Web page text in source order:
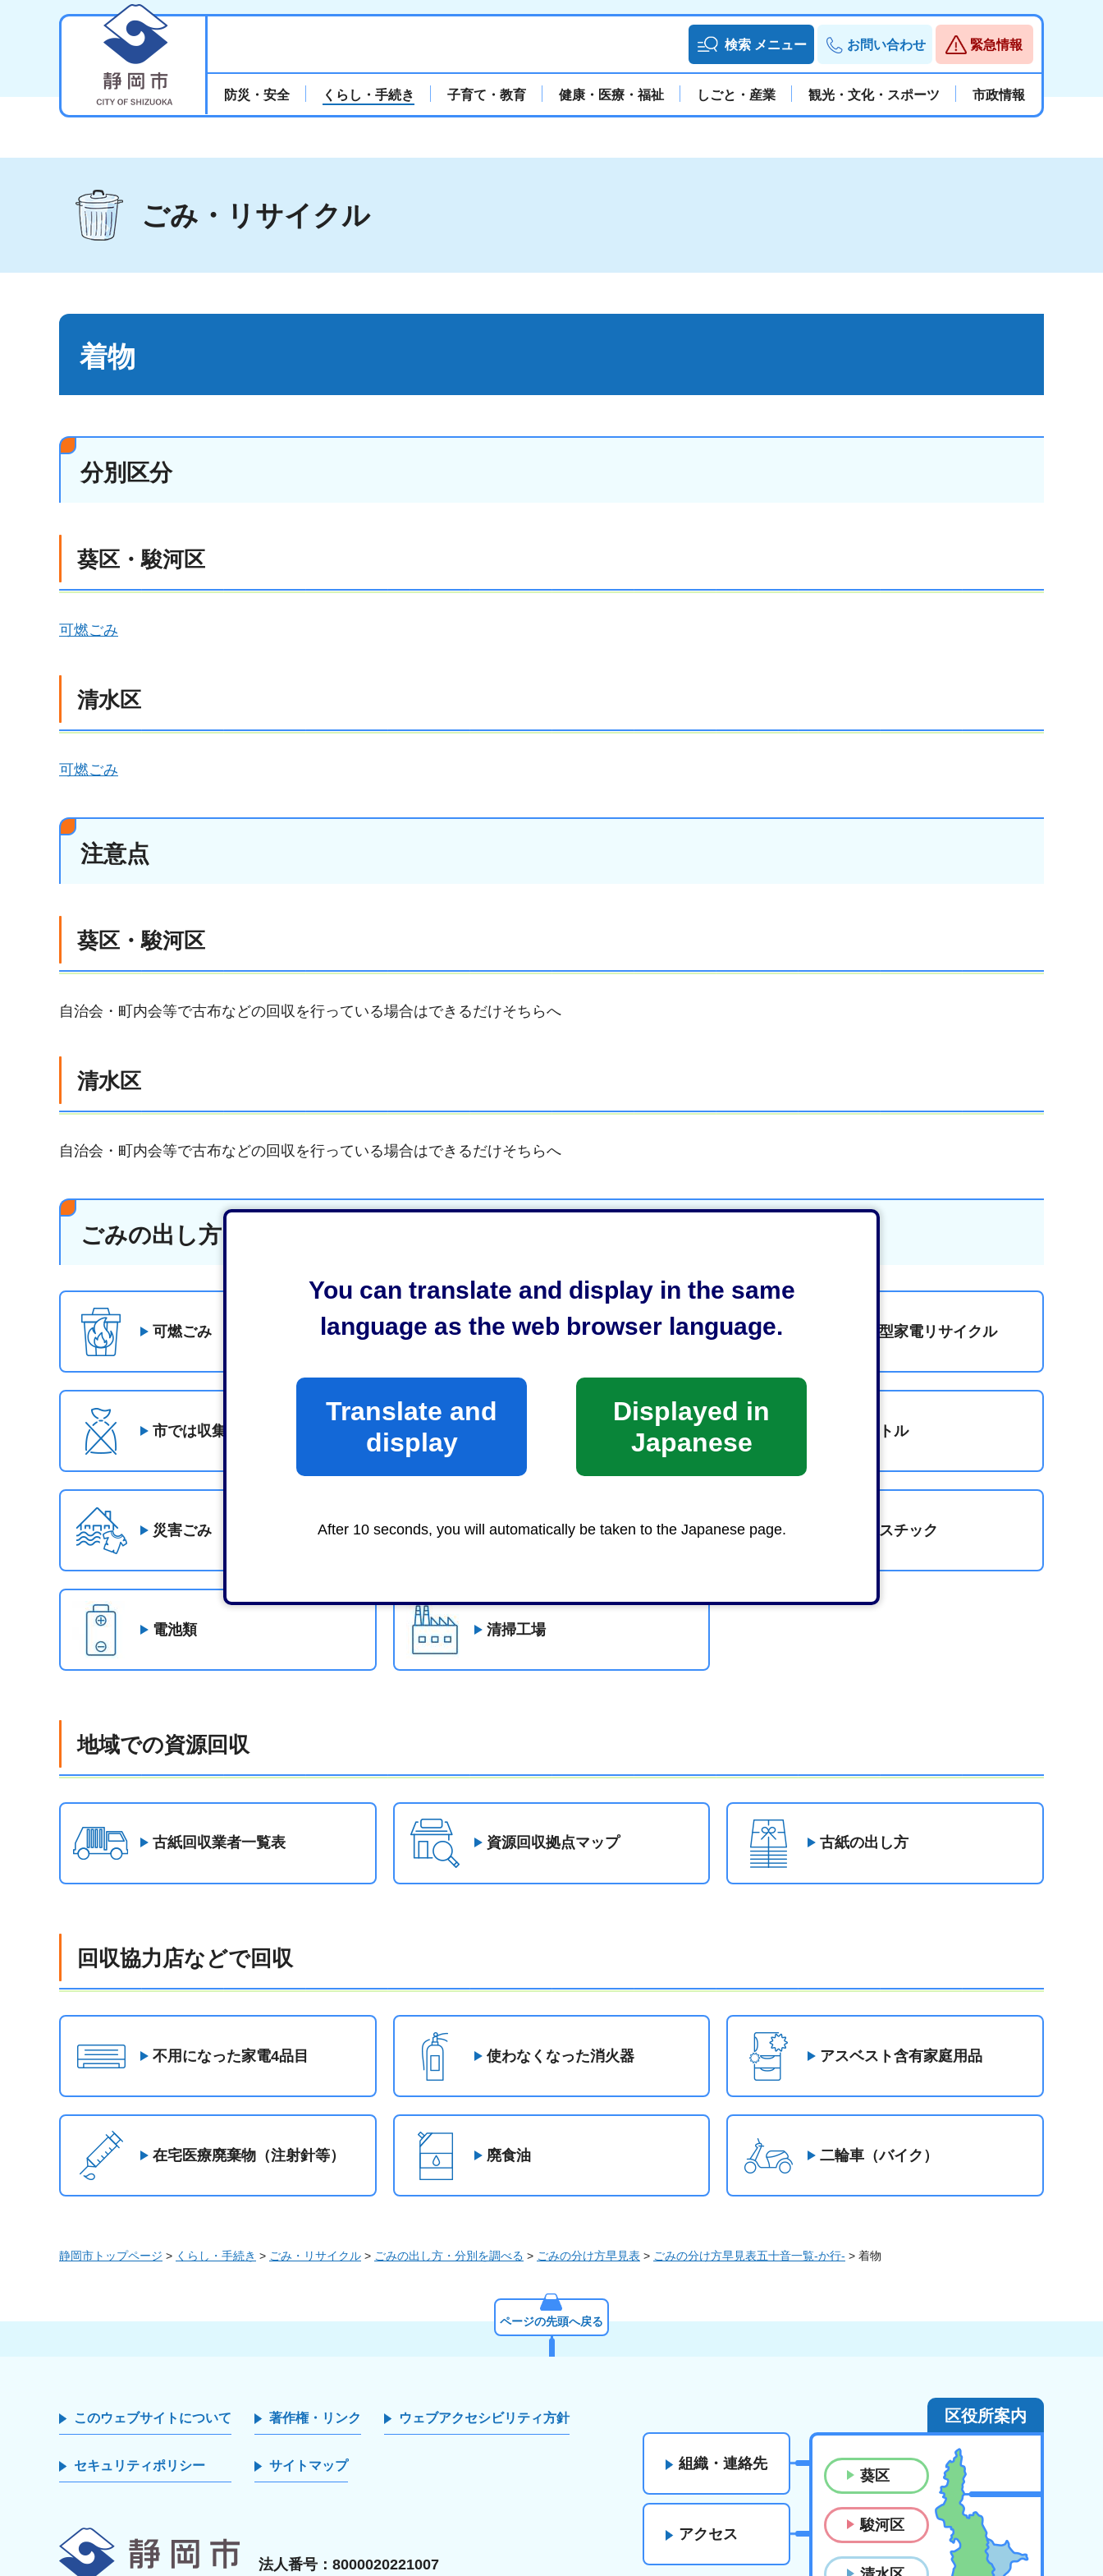
You can translate and display in the same
language as the web browser language.
Translate and
display
Displayed in
Japanese
After 10 seconds, you will automatically be taken to the Japanese page.
検索 メニュー お問い合わせ 緊急情報
防災・安全 くらし・手続き 子育て・教育 健康・医療・福祉 しごと・産業 観光・文化・スポーツ 市政情報
ごみ・リサイクル
着物
分別区分
葵区・駿河区
可燃ごみ
清水区
可燃ごみ
注意点
葵区・駿河区
自治会・町内会等で古布などの回収を行っている場合はできるだけそちらへ
清水区
自治会・町内会等で古布などの回収を行っている場合はできるだけそちらへ
ごみの出し方・分別
可燃ごみ 不燃・粗大ごみ 使用済小型家電リサイクル
市では収集・処理できないごみ
びん・缶・スプレー缶・小物金
ペットボトル
災害ごみ ごみ減量の取組 製品プラスチック
電池類 清掃工場
地域での資源回収
古紙回収業者一覧表 資源回収拠点マップ 古紙の出し方
回収協力店などで回収
不用になった家電4品目 使わなくなった消火器 アスベスト含有家庭用品
在宅医療廃棄物（注射針等） 廃食油 二輪車（バイク）
静岡市トップページ > くらし・手続き > ごみ・リサイクル > ごみの出し方・分別を調べる > ごみの分け方早見表 > ごみの分け方早見表五十音一覧-か行- > 着物
ページの先頭へ戻る
このウェブサイトについて 著作権・リンク ウェブアクセシビリティ方針
セキュリティポリシー サイトマップ
法人番号：8000020221007
組織・連絡先
アクセス
区役所案内
葵区
駿河区